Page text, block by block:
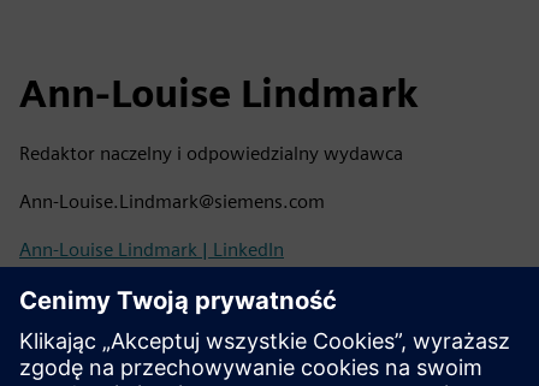
Ann-Louise Lindmark
Redaktor naczelny i odpowiedzialny wydawca
Ann-Louise.Lindmark@siemens.com
Ann-Louise Lindmark | LinkedIn